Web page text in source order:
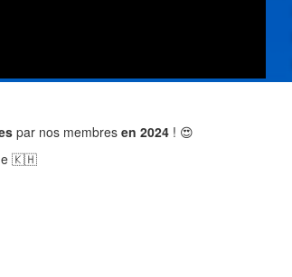
par nos membres en 2024 ! 😍
🇰🇭